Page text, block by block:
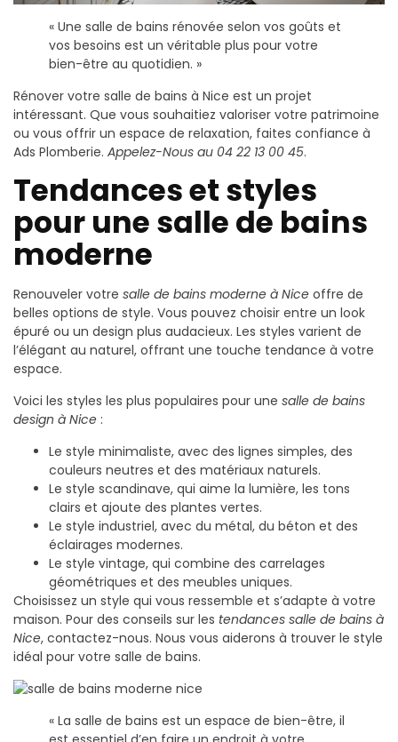
« Une salle de bains rénovée selon vos goûts et
vos besoins est un véritable plus pour votre
bien-être au quotidien. »
Rénover votre salle de bains à Nice est un projet
intéressant. Que vous souhaitiez valoriser votre patrimoine
ou vous offrir un espace de relaxation, faites confiance à
Ads Plomberie. Appelez-Nous au 04 22 13 00 45.
Tendances et styles
pour une salle de bains
moderne
Renouveler votre salle de bains moderne à Nice offre de
belles options de style. Vous pouvez choisir entre un look
épuré ou un design plus audacieux. Les styles varient de
l’élégant au naturel, offrant une touche tendance à votre
espace.
Voici les styles les plus populaires pour une salle de bains
design à Nice :
Le style minimaliste, avec des lignes simples, des
couleurs neutres et des matériaux naturels.
Le style scandinave, qui aime la lumière, les tons
clairs et ajoute des plantes vertes.
Le style industriel, avec du métal, du béton et des
éclairages modernes.
Le style vintage, qui combine des carrelages
géométriques et des meubles uniques.
Choisissez un style qui vous ressemble et s’adapte à votre
maison. Pour des conseils sur les tendances salle de bains à
Nice, contactez-nous. Nous vous aiderons à trouver le style
idéal pour votre salle de bains.
« La salle de bains est un espace de bien-être, il